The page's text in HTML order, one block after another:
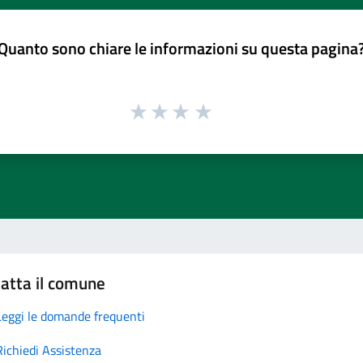
sono chiare le informazioni su questa
il comune
le domande frequenti
Assistenza